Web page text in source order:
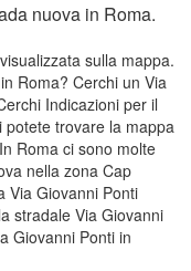
nuova in Roma.
sulla mappa.
Roma? Cerchi un Via
Indicazioni per il
potete trovare la mappa
Roma ci sono molte
nella zona Cap
Via Giovanni Ponti
stradale Via Giovanni
Giovanni Ponti in